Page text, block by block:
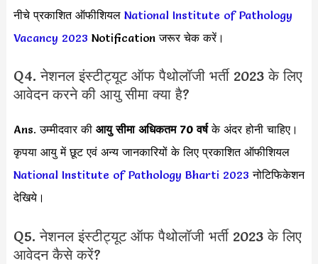
नीचे प्रकाशित ऑफीशियल National Institute of Pathology
Vacancy 2023 Notification जरूर चेक करें।
Q4. नेशनल इंस्टीट्यूट ऑफ पैथोलॉजी भर्ती 2023 के लिए
आवेदन करने की आयु सीमा क्या है?
Ans. उम्मीदवार की आयु सीमा अधिकतम 70 वर्षके अंदर होनी चाहिए।
कृपया आयु में छूट एवं अन्य जानकारियों के लिए प्रकाशित ऑफीशियल
National Institute of Pathology Bharti 2023 नोटिफिकेशन
देखिये।
Q5. नेशनल इंस्टीट्यूट ऑफ पैथोलॉजी भर्ती 2023 के लिए
आवेदन कैसे करें?